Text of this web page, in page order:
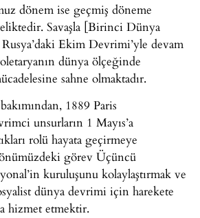
dönem ise geçmiş döneme
Savaşla [Birinci Dünya
Rusya’daki Ekim Devrimi’yle devam
dünya ölçeğinde
sahne olmaktadır.
1889 Paris
unsurların 1 Mayıs’a
rolü hayata geçirmeye
görev Üçüncü
kuruluşunu kolaylaştırmak ve
dünya devrimi için harekete
hizmet etmektir.